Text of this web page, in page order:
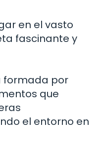
en el vasto
fascinante y
formada por
que
el entorno en